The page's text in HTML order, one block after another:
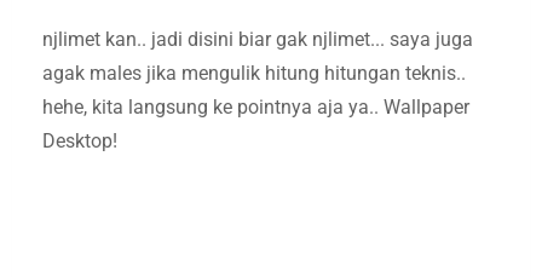
njlimet kan.. jadi disini biar gak njlimet... saya juga
agak males jika mengulik hitung hitungan teknis..
hehe, kita langsung ke pointnya aja ya.. Wallpaper
Desktop!